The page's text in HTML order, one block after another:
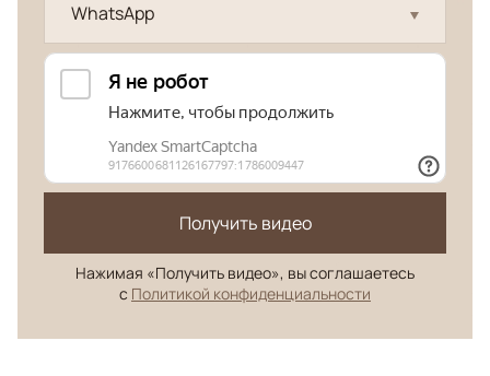
WhatsApp
Получить видео
Нажимая «Получить видео», вы соглашаетесь
с Политикой конфиденциальности